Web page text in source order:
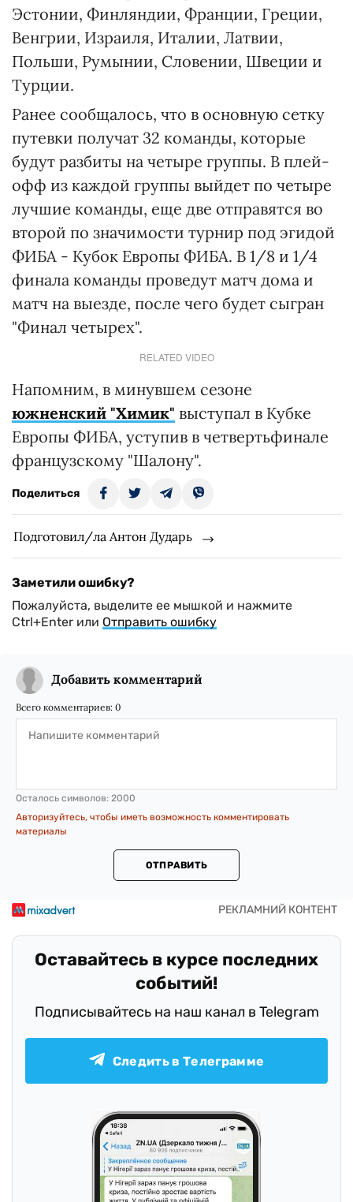
Эстонии, Финляндии, Франции, Греции,
Венгрии, Израиля, Италии, Латвии,
Польши, Румынии, Словении, Швеции и
Турции.
Ранее сообщалось, что в основную сетку
путевки получат 32 команды, которые
будут разбиты на четыре группы. В плей-
офф из каждой группы выйдет по четыре
лучшие команды, еще две отправятся во
второй по значимости турнир под эгидой
ФИБА - Кубок Европы ФИБА. В 1/8 и 1/4
финала команды проведут матч дома и
матч на выезде, после чего будет сыгран
"Финал четырех".
RELATED VIDEO
Напомним, в минувшем сезоне
южненский "Химик" выступал в Кубке
Европы ФИБА, уступив в четвертьфинале
французскому "Шалону".
Поделиться
Подготовил/ла Антон Дударь
Заметили ошибку?
Пожалуйста, выделите ее мышкой и нажмите
Ctrl+Enter или Отправить ошибку
Добавить комментарий
Всего комментариев: 0
Осталось символов: 2000
Авторизуйтесь, чтобы иметь возможность комментировать
материалы
ОТПРАВИТЬ
Оставайтесь в курсе последних
событий!
Подписывайтесь на наш канал в Telegram
Следить в Телеграмме